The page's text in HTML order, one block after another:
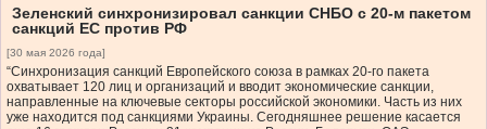
Зеленский синхронизировал санкции СНБО с 20-м пакетом
санкций ЕС против РФ
[30 мая 2026 года]
“Синхронизация санкций Европейского союза в рамках 20-го пакета
охватывает 120 лиц и организаций и вводит экономические санкции,
направленные на ключевые секторы российской экономики. Часть из них
уже находится под санкциями Украины. Сегодняшнее решение касается